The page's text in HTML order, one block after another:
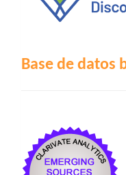
Base de datos